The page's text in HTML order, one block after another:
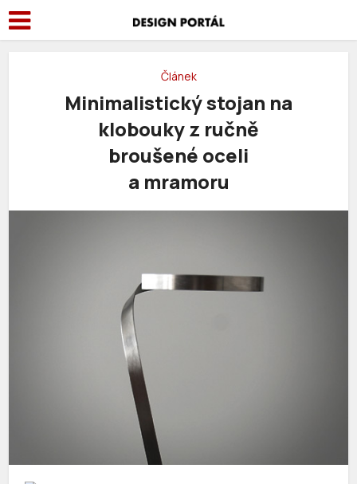
Článek
Minimalistický stojan na
klobouky z ručně
broušené oceli
a mramoru